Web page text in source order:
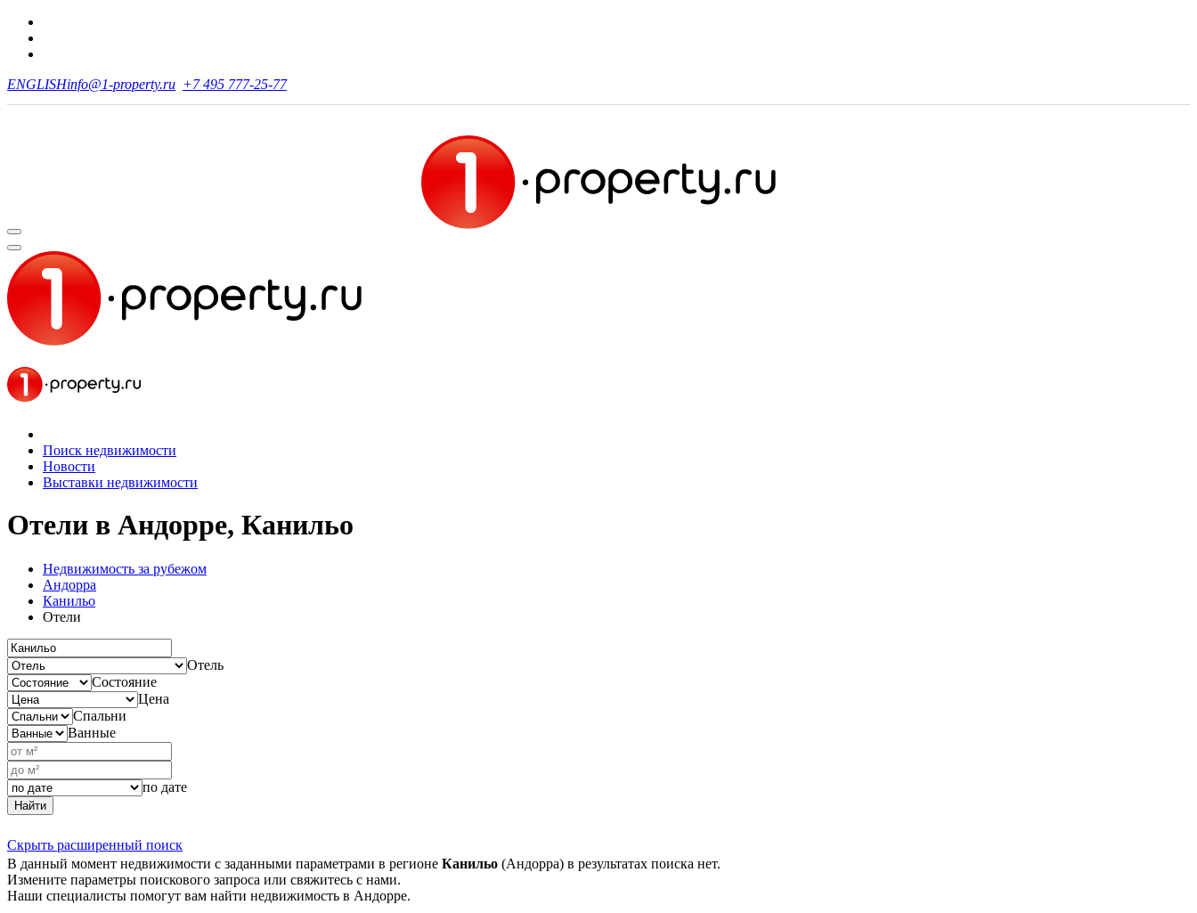
ENGLISHinfo@1-property.ru +7 495 777-25-77
Поиск недвижимости
Новости
Выставки недвижимости
Отели в Андорре, Канильо
Недвижимость за рубежом
Андорра
Канильо
Отели
Отель
Состояние
Цена
Спальни
Ванные
по дате
Найти
Скрыть расширенный поиск
В данный момент недвижимости с заданными параметрами в регионе Канильо (Андорра) в результатах поиска нет.
Измените параметры поискового запроса или свяжитесь с нами.
Наши специалисты помогут вам найти недвижимость в Андорре.